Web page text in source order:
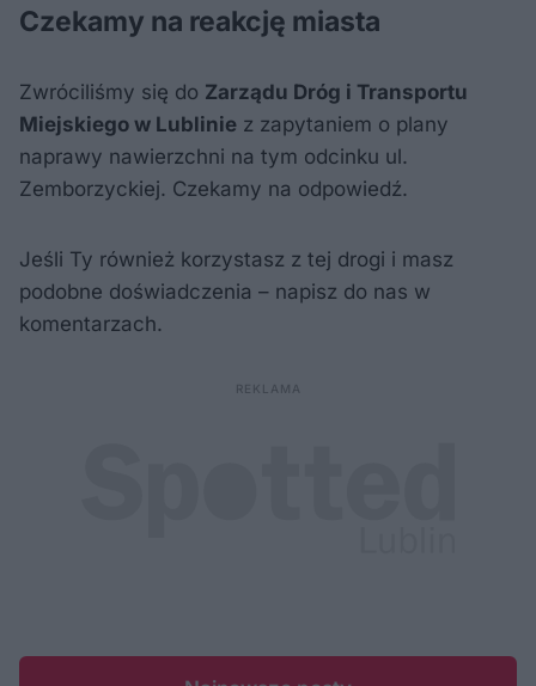
Czekamy na reakcję miasta
Zwróciliśmy się do Zarządu Dróg i Transportu
Miejskiego w Lublinie z zapytaniem o plany
naprawy nawierzchni na tym odcinku ul.
Zemborzyckiej. Czekamy na odpowiedź.
Jeśli Ty również korzystasz z tej drogi i masz
podobne doświadczenia – napisz do nas w
komentarzach.